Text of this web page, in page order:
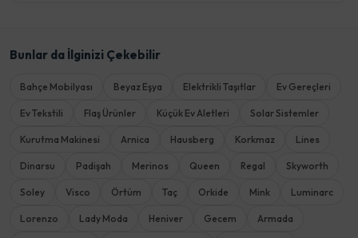
Bunlar da İlginizi Çekebilir
Bahçe Mobilyası Beyaz Eşya Elektrikli Taşıtlar Ev Gereçleri
Ev Tekstili Flaş Ürünler Küçük Ev Aletleri Solar Sistemler
Kurutma Makinesi Arnica Hausberg Korkmaz Lines
Dinarsu Padişah Merinos Queen Regal Skyworth
Soley Visco Örtüm Taç Orkide Mink Luminarc
Lorenzo Lady Moda Heniver Gecem Armada